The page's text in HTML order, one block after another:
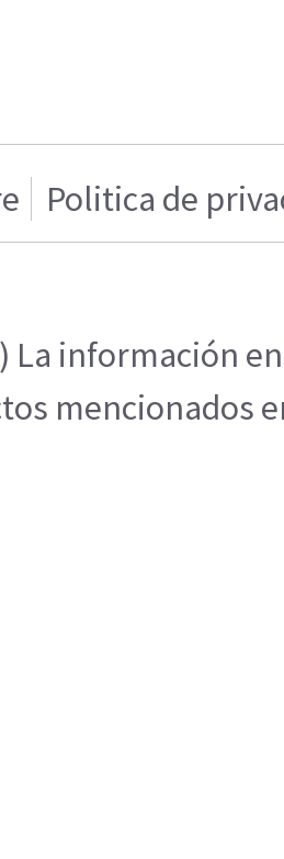
Politica de
La información
mencionados